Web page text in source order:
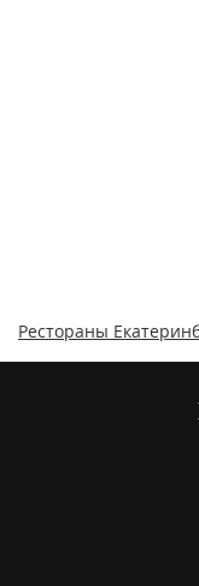
Рестораны